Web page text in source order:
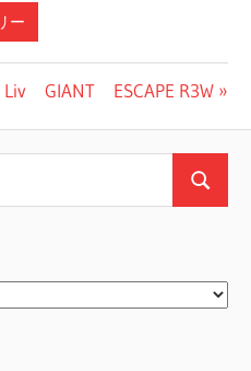
ー
次
投
Liv GIANT ESCAPE R3W
検